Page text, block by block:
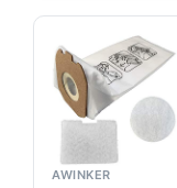
AWINKER